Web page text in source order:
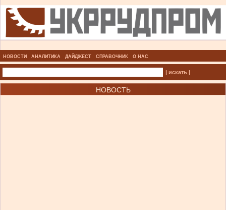
НОВОСТИ АНАЛИТИКА ДАЙДЖЕСТ СПРАВОЧНИК О НАС
| искать |
НОВОСТЬ